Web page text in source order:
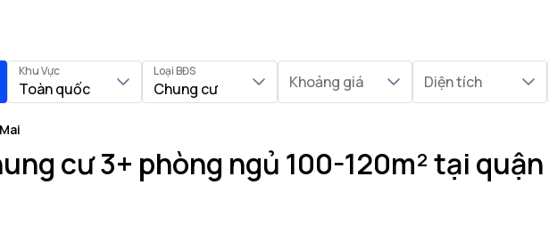
Khu Vực
Toàn quốc
Loại BĐS
Chung cư Khoảng giá Diện tích
cư 3+ phòng ngủ 100-120m² tại quận